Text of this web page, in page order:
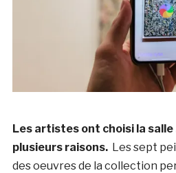
Les artistes ont choisi la salle
plusieurs raisons.Les sept
des oeuvres de la collection